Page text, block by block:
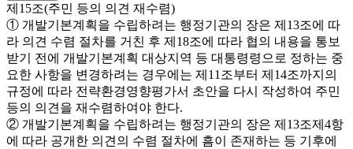
제15조(주민 등의 의견 재수렴)
① 개발기본계획을 수립하려는 행정기관의 장은 제13조에 따
라 의견 수렴 절차를 거친 후 제18조에 따라 협의 내용을 통보
받기 전에 개발기본계획 대상지역 등 대통령령으로 정하는 중
요한 사항을 변경하려는 경우에는 제11조부터 제14조까지의
규정에 따라 전략환경영향평가서 초안을 다시 작성하여 주민
등의 의견을 재수렴하여야 한다.
② 개발기본계획을 수립하려는 행정기관의 장은 제13조제4항
에 따라 공개한 의견의 수렴 절차에 흠이 존재하는 등 기후에